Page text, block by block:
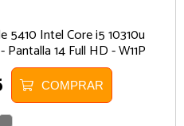
Intel Core i5 10310u
14 Full HD - W11P
COMPRAR